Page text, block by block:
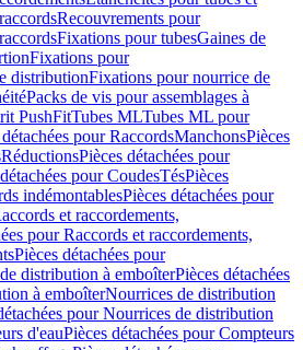
Recouvrements pour
Fixations pour tubesGaines de
Fixations pour
distributionFixations pour nourrice de
Packs de vis pour assemblages à
PushFitTubes MLTubes ML pour
pour RaccordsManchonsPièces
RéductionsPièces détachées pour
pour CoudesTésPièces
indémontablesPièces détachées pour
et raccordements,
pour Raccords et raccordements,
Pièces détachées pour
distribution à emboîterPièces détachées
à emboîterNourrices de distribution
pour Nourrices de distribution
d'eauPièces détachées pour Compteurs